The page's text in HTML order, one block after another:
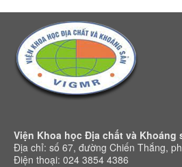
Viện Khoa học Địa chất và Khoáng
Địa chỉ: số 67, đường Chiến Thắng,
Điện thoại: 024 3854 4386